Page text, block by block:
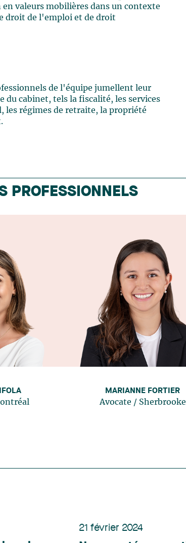
valeurs mobilières dans un contexte
droit de l'emploi et de droit
de l'équipe jumellent leur
du cabinet, tels la fiscalité, les services
régimes de retraite, la propriété
PROFESSIONNELS
MARIANNE FORTIER
Avocate / Sherbrooke
21 février 2024